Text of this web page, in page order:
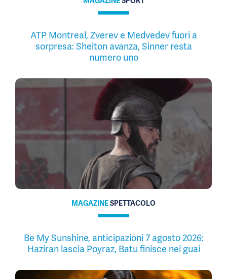
ATP Montreal, Zverev e Medvedev fuori a
sorpresa: Shelton avanza, Sinner resta
numero uno
MAGAZINESPETTACOLO
Be My Sunshine, anticipazioni 7 agosto 2026:
Haziran lascia Poyraz, Batu finisce nei guai